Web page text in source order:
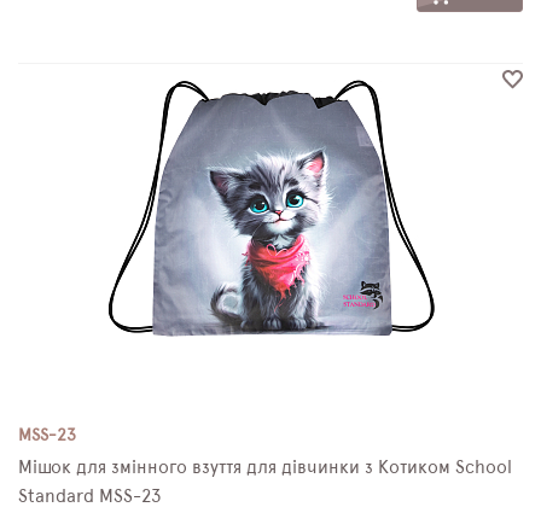
MSS-23
Мішок для змінного взуття для дівчинки з Котиком School
Standard MSS-23